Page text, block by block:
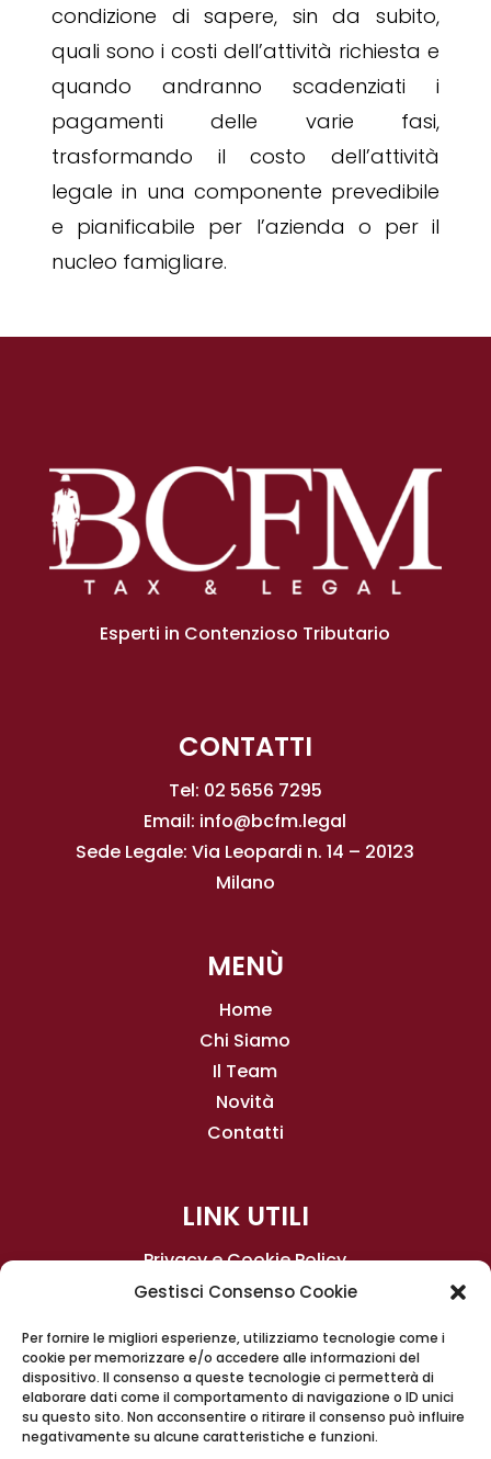
Gestisci Consenso Cookie
Per fornire le migliori esperienze, utilizziamo tecnologie come i
cookie per memorizzare e/o accedere alle informazioni del
dispositivo. Il consenso a queste tecnologie ci permetterà di
elaborare dati come il comportamento di navigazione o ID unici
su questo sito. Non acconsentire o ritirare il consenso può influire
negativamente su alcune caratteristiche e funzioni.
condizione di sapere, sin da subito,
quali sono i costi dell’attività richiesta e
quando andranno scadenziati i
pagamenti delle varie fasi,
trasformando il costo dell’attività
legale in una componente prevedibile
e pianificabile per l’azienda o per il
nucleo famigliare.
Esperti in Contenzioso Tributario
CONTATTI
Tel: 02 5656 7295
Email: info@bcfm.legal
Sede Legale: Via Leopardi n. 14 – 20123
Milano
MENÙ
Home
Chi Siamo
Il Team
Novità
Contatti
LINK UTILI
Privacy e Cookie Policy